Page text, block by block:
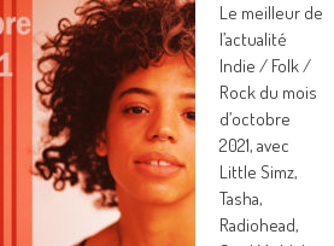
Le meilleur de
l’actualité
Indie / Folk /
Rock du mois
d’octobre
2021, avec
Little Simz,
Tasha,
Radiohead,